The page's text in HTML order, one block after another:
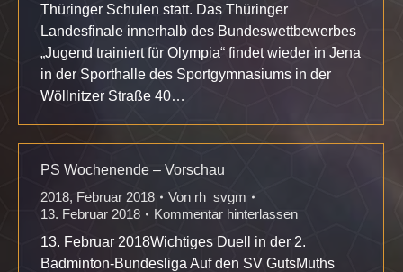
Thüringer Schulen statt. Das Thüringer
Landesfinale innerhalb des Bundeswettbewerbes
„Jugend trainiert für Olympia“ findet wieder in Jena
in der Sporthalle des Sportgymnasiums in der
Wöllnitzer Straße 40…
PS Wochenende – Vorschau
2018, Februar 2018 Von rh_svgm
13. Februar 2018
Kommentar hinterlassen
13. Februar 2018Wichtiges Duell in der 2.
Badminton-Bundesliga Auf den SV GutsMuths